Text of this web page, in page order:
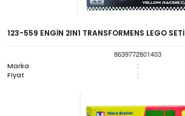
123-559 ENGİN 2IN1 TRANSFORMENS LEGO SETİ
8639772801403
Marka
:
Fiyat :